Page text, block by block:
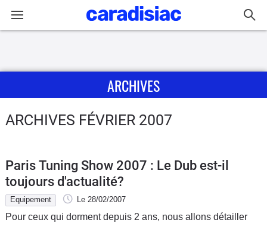
Actu
Guide
d'achat
Electriques
ARCHIVES
ARCHIVES FÉVRIER 2007
Paris Tuning Show 2007 : Le Dub est-il
toujours d'actualité?
Equipement Le 28/02/2007
Pour ceux qui dorment depuis 2 ans, nous allons détailler